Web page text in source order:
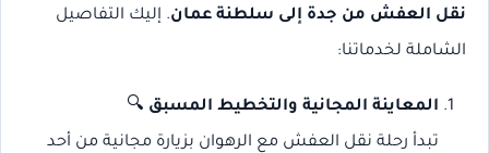
نقل العفش من جدة إلى سلطنة عمان. إليك التفاصيل
الشاملة لخدماتنا:
المعاينة المجانية والتخطيط المسبق 🔍
تبدأ رحلة نقل العفش مع الرهوان بزيارة مجانية من أحد